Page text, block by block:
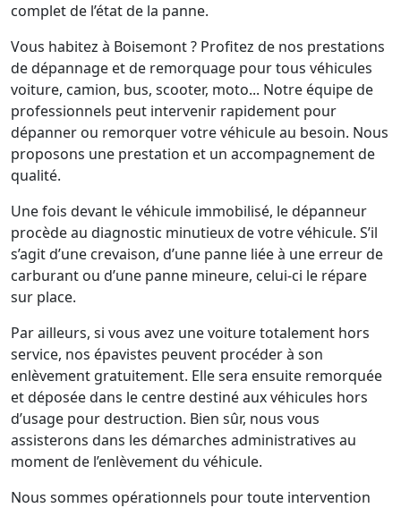
complet de l’état de la panne.
Vous habitez à Boisemont ? Profitez de nos prestations
de dépannage et de remorquage pour tous véhicules
voiture, camion, bus, scooter, moto... Notre équipe de
professionnels peut intervenir rapidement pour
dépanner ou remorquer votre véhicule au besoin. Nous
proposons une prestation et un accompagnement de
qualité.
Une fois devant le véhicule immobilisé, le dépanneur
procède au diagnostic minutieux de votre véhicule. S’il
s’agit d’une crevaison, d’une panne liée à une erreur de
carburant ou d’une panne mineure, celui-ci le répare
sur place.
Par ailleurs, si vous avez une voiture totalement hors
service, nos épavistes peuvent procéder à son
enlèvement gratuitement. Elle sera ensuite remorquée
et déposée dans le centre destiné aux véhicules hors
d’usage pour destruction. Bien sûr, nous vous
assisterons dans les démarches administratives au
moment de l’enlèvement du véhicule.
Nous sommes opérationnels pour toute intervention